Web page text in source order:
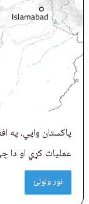
پاکستان وايي، په
عملیات کړي او دا
نور ولولئ